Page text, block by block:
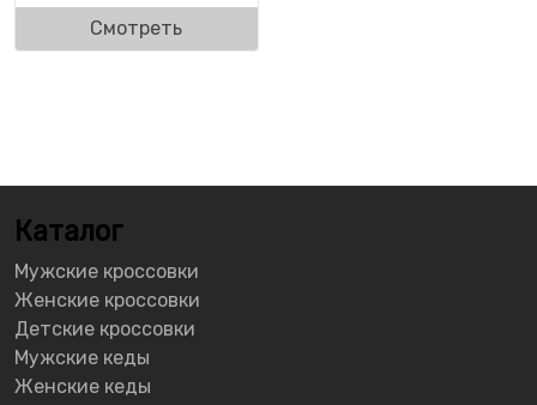
Смотреть
Каталог
Мужские кроссовки
Женские кроссовки
Детские кроссовки
Мужские кеды
Женские кеды